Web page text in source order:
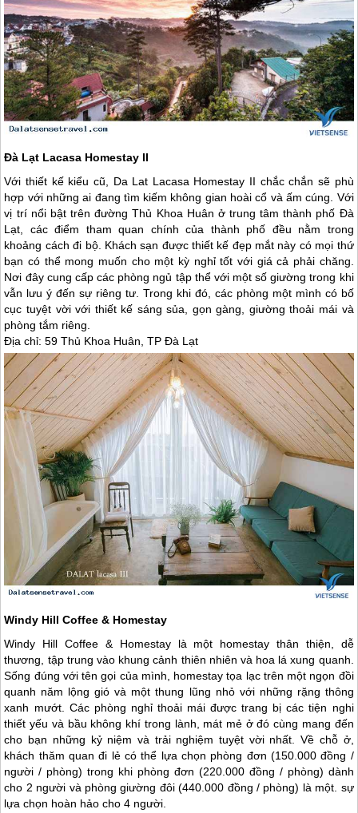
Đà Lạt Lacasa Homestay II
Với thiết kế kiểu cũ, Da Lat Lacasa Homestay II chắc chắn sẽ phù
hợp với những ai đang tìm kiếm không gian hoài cổ và ấm cúng. Với
vị trí nổi bật trên đường Thủ Khoa Huân ở trung tâm thành phố Đà
Lạt, các điểm tham quan chính của thành phố đều nằm trong
khoảng cách đi bộ. Khách sạn được thiết kế đẹp mắt này có mọi thứ
bạn có thể mong muốn cho một kỳ nghỉ tốt với giá cả phải chăng.
Nơi đây cung cấp các phòng ngủ tập thể với một số giường trong khi
vẫn lưu ý đến sự riêng tư. Trong khi đó, các phòng một mình có bố
cục tuyệt vời với thiết kế sáng sủa, gọn gàng, giường thoải mái và
phòng tắm riêng.
Địa chỉ: 59 Thủ Khoa Huân, TPĐà Lạt
Windy Hill Coffee & Homestay
Windy Hill Coffee & Homestay là một homestay thân thiện, dễ
thương, tập trung vào khung cảnh thiên nhiên và hoa lá xung quanh.
Sống đúng với tên gọi của mình, homestay tọa lạc trên một ngọn đồi
quanh năm lộng gió và một thung lũng nhỏ với những rặng thông
xanh mướt. Các phòng nghỉ thoải mái được trang bị các tiện nghi
thiết yếu và bầu không khí trong lành, mát mẻ ở đó cùng mang đến
cho bạn những kỷ niệm và trải nghiệm tuyệt vời nhất. Về chỗ ở,
khách thăm quan đi lẻ có thể lựa chọn phòng đơn (150.000 đồng /
người / phòng) trong khi phòng đơn (220.000 đồng / phòng) dành
cho 2 người và phòng giường đôi (440.000 đồng / phòng) là một. sự
lựa chọn hoàn hảo cho 4 người.